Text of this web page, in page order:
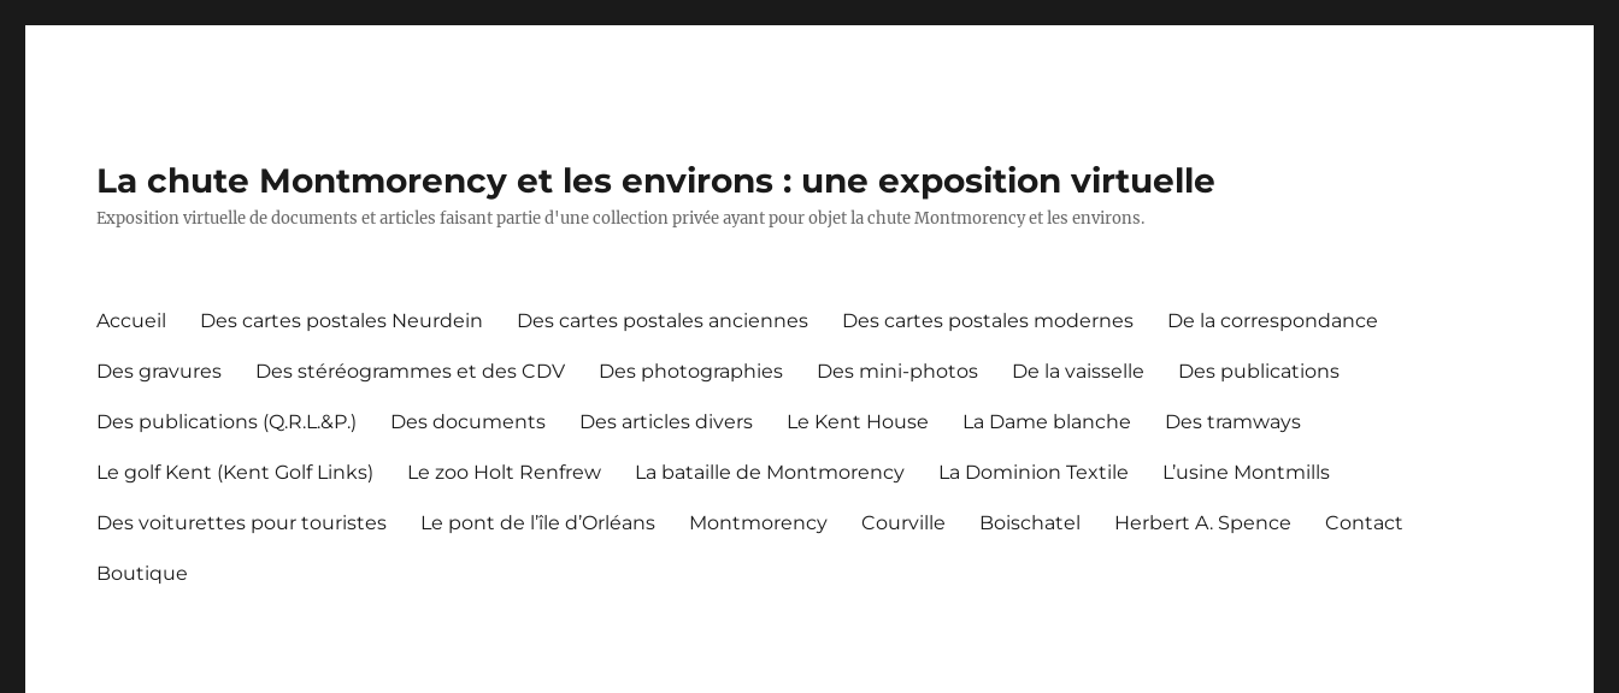
La chute Montmorency et les environs : une exposition virtuelle
Exposition virtuelle de documents et articles faisant partie d'une collection privée ayant pour objet la chute Montmorency et les environs.
Accueil Des cartes postales Neurdein Des cartes postales anciennes Des cartes postales modernes De la correspondance
Des gravures Des stéréogrammes et des CDV Des photographies Des mini-photos De la vaisselle Des publications
Des publications (Q.R.L.&P.) Des documents Des articles divers Le Kent House La Dame blanche Des tramways
Le golf Kent (Kent Golf Links) Le zoo Holt Renfrew La bataille de Montmorency La Dominion Textile L’usine Montmills
Des voiturettes pour touristes Le pont de l’île d’Orléans Montmorency Courville Boischatel Herbert A. Spence Contact
Boutique